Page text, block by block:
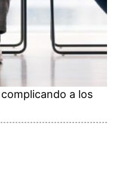
a los